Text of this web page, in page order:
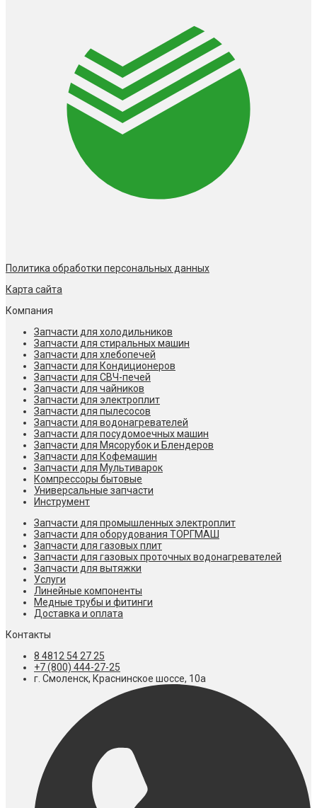
Политика обработки персональных данных
Карта сайта
Компания
Запчасти для холодильников
Запчасти для стиральных машин
Запчасти для хлебопечей
Запчасти для Кондиционеров
Запчасти для СВЧ-печей
Запчасти для чайников
Запчасти для электроплит
Запчасти для пылесосов
Запчасти для водонагревателей
Запчасти для посудомоечных машин
Запчасти для Мясорубок и Блендеров
Запчасти для Кофемашин
Запчасти для Мультиварок
Компрессоры бытовые
Универсальные запчасти
Инструмент
Запчасти для промышленных электроплит
Запчасти для оборудования ТОРГМАШ
Запчасти для газовых плит
Запчасти для газовых проточных водонагревателей
Запчасти для вытяжки
Услуги
Линейные компоненты
Медные трубы и фитинги
Доставка и оплата
Контакты
8 4812 54 27 25
+7 (800) 444-27-25
г. Смоленск, Краснинское шоссе, 10а